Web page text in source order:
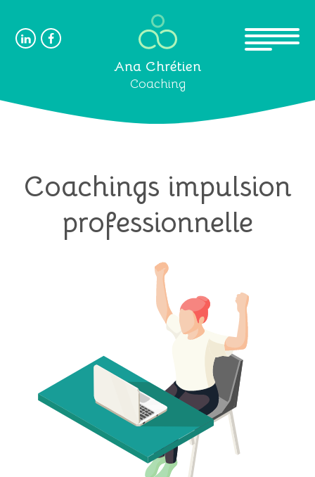
Ana Chrétien
Coaching
Coachings impulsion
professionnelle